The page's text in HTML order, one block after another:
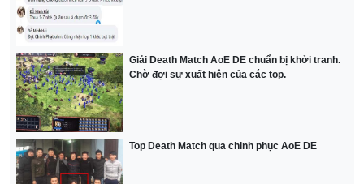
Giải Death Match AoE DE chuẩn bị khởi tranh.
Chờ đợi sự xuất hiện của các top.
Top Death Match qua chinh phục AoE DE